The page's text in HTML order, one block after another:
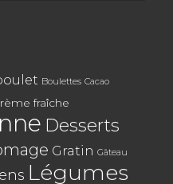
Boulettes Cacao
fraîche
Desserts
Gratin Gâteau
Légumes